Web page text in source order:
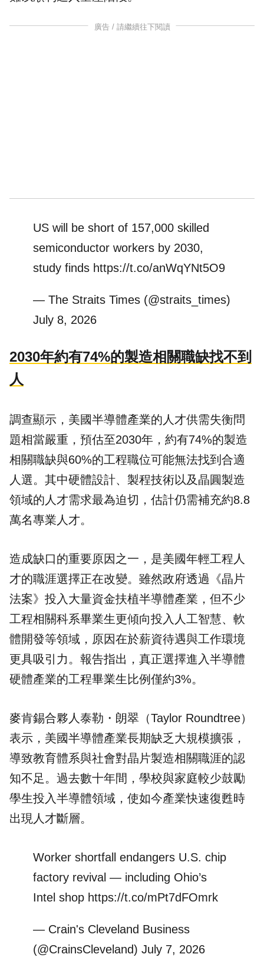
廣告 / 請繼續往下閱讀
US will be short of 157,000 skilled
semiconductor workers by 2030,
study finds https://t.co/anWqYNt5O9
— The Straits Times (@straits_times)
July 8, 2026
2030年約有74%的製造相關職缺找不到
人
調查顯示，美國半導體產業的人才供需失衡問
題相當嚴重，預估至2030年，約有74%的製造
相關職缺與60%的工程職位可能無法找到合適
人選。其中硬體設計、製程技術以及晶圓製造
領域的人才需求最為迫切，估計仍需補充約8.8
萬名專業人才。
造成缺口的重要原因之一，是美國年輕工程人
才的職涯選擇正在改變。雖然政府透過《晶片
法案》投入大量資金扶植半導體產業，但不少
工程相關科系畢業生更傾向投入人工智慧、軟
體開發等領域，原因在於薪資待遇與工作環境
更具吸引力。報告指出，真正選擇進入半導體
硬體產業的工程畢業生比例僅約3%。
麥肯錫合夥人泰勒・朗翠（Taylor Roundtree）
表示，美國半導體產業長期缺乏大規模擴張，
導致教育體系與社會對晶片製造相關職涯的認
知不足。過去數十年間，學校與家庭較少鼓勵
學生投入半導體領域，使如今產業快速復甦時
出現人才斷層。
Worker shortfall endangers U.S. chip
factory revival — including Ohio’s
Intel shop https://t.co/mPt7dFOmrk
— Crain's Cleveland Business
(@CrainsCleveland) July 7, 2026